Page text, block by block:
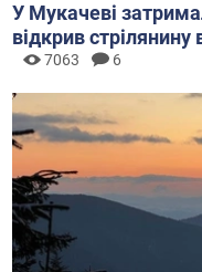
У Мукачеві
відкрив
7063 6